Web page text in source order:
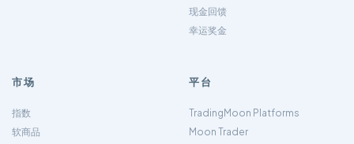
现金回馈
幸运奖金
市场
指数
软商品
平台
TradingMoon Platforms
Moon Trader